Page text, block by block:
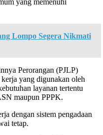
Lompo Segera Nikmati
Perorangan (PJLP)
kerja yang digunakan oleh
layanan tertentu
maupun PPPK.
dengan sistem pengadaan
tetap.